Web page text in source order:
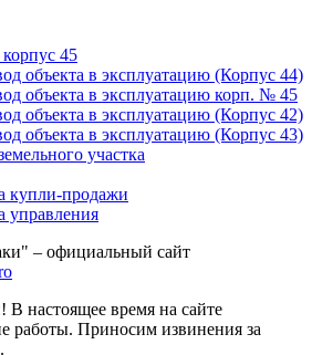
45
объекта в эксплуатацию (Корпус 44)
объекта в эксплуатацию корп. № 45
объекта в эксплуатацию (Корпус 42)
объекта в эксплуатацию (Корпус 43)
участка
купли-продажи
управления
– официальный сайт
В настоящее время на сайте
работы. Приносим извинения за